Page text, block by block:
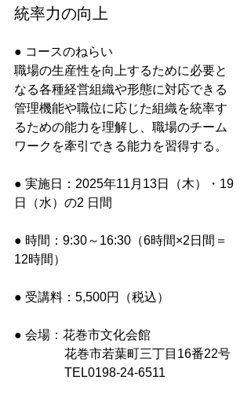
統率力の向上
● コースのねらい
職場の生産性を向上するために必要と
なる各種経営組織や形態に対応できる
管理機能や職位に応じた組織を統率す
るための能力を理解し、職場のチーム
ワークを牽引できる能力を習得する。
● 実施日：2025年11月13日（木）・19
日（水）の2 日間
● 時間：9:30～16:30（6時間×2日間＝
12時間）
● 受講料：5,500円（税込）
● 会場：花巻市文化会館
花巻市若葉町三丁目16番22号
TEL0198-24-6511